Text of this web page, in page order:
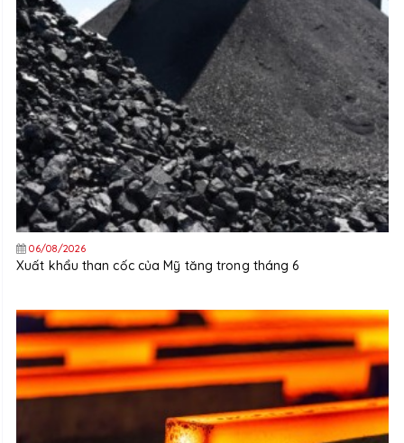
06/08/2026
Xuất khẩu than cốc của Mỹ tăng trong tháng 6